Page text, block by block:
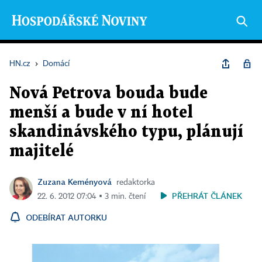
HN.cz › Domácí
Nová Petrova bouda bude
menší a bude v ní hotel
skandinávského typu, plánují
majitelé
Zuzana Keményová
redaktorka
22. 6. 2012 07:04 ▪ 3 min. čtení
PŘEHRÁT ČLÁNEK
ODEBÍRAT AUTORKU